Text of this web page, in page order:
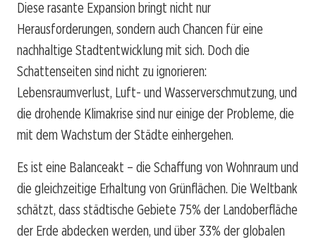
Diese rasante Expansion bringt nicht nur
Herausforderungen, sondern auch Chancen für eine
nachhaltige Stadtentwicklung mit sich. Doch die
Schattenseiten sind nicht zu ignorieren:
Lebensraumverlust, Luft- und Wasserverschmutzung, und
die drohende Klimakrise sind nur einige der Probleme, die
mit dem Wachstum der Städte einhergehen.
Es ist eine Balanceakt – die Schaffung von Wohnraum und
die gleichzeitige Erhaltung von Grünflächen. Die Weltbank
schätzt, dass städtische Gebiete 75% der Landoberfläche
der Erde abdecken werden, und über 33% der globalen